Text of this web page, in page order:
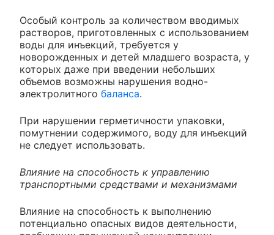
Особый контроль за количеством вводимых
растворов, приготовленных с использованием
воды для инъекций, требуется у
новорожденных и детей младшего возраста, у
которых даже при введении небольших
объемов возможны нарушения водно-
электролитного баланса.
При нарушении герметичности упаковки,
помутнении содержимого, воду для инъекций
не следует использовать.
Влияние на способность к управлению
транспортными средствами и механизмами
Влияние на способность к выполнению
потенциально опасных видов деятельности,